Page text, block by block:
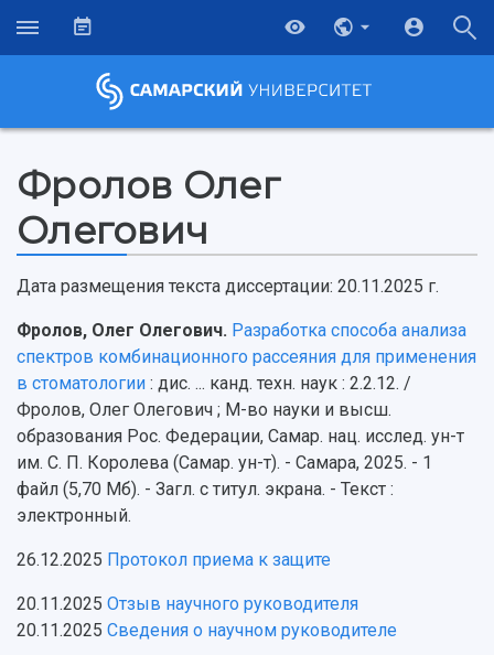
НАЗАД
Об университете
История
Рейтинги
Новости
Главные новости
Объявления
События
Образование
Почему я выбираю Самарский университет?
Бакалавриат и специалитет
Магистратура
Научно-исследовательская деятельность
Основные научные направления
Диссертационные советы
Подготовка научных кадров
Фролов Олег
Олегович
Дата размещения текста диссертации: 20.11.2025 г.
Фролов, Олег Олегович. Разработка способа анализа
спектров комбинационного рассеяния для применения
в стоматологии : дис. ... канд. техн. наук : 2.2.12. /
Фролов, Олег Олегович ; М-во науки и высш.
образования Рос. Федерации, Самар. нац. исслед. ун-т
им. С. П. Королева (Самар. ун-т). - Самаpа, 2025. - 1
файл (5,70 Мб). - Загл. с титул. экрана. - Текст :
электронный.
26.12.2025 Протокол приема к защите
20.11.2025 Отзыв научного руководителя
20.11.2025 Сведения о научном руководителе